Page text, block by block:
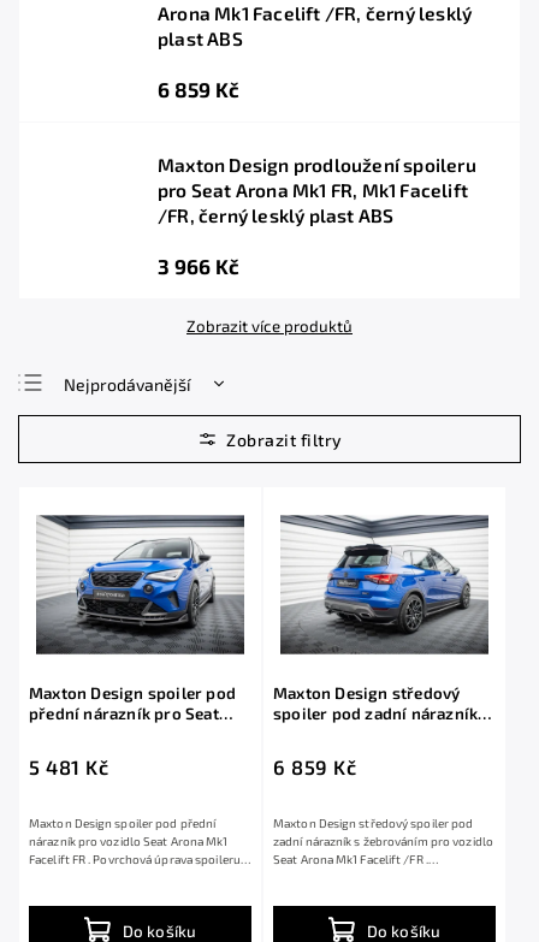
Arona Mk1 Facelift /FR, černý lesklý
plast ABS
6 859 Kč
Maxton Design prodloužení spoileru
pro Seat Arona Mk1 FR, Mk1 Facelift
/FR, černý lesklý plast ABS
3 966 Kč
Zobrazit více produktů
Nejprodávanější
Nejlevnější
Nejdražší
Maxton Design spoiler pod
přední nárazník pro Seat
5 481 Kč
Do košíku
Maxton Design spoiler pod přední
nárazník pro vozidlo Seat Arona Mk1
Facelift FR . Povrchová úprava spoileru
Maxton Design středový
spoiler pod zadní nárazník s
plast ABS
6 859 Kč
Do košíku
Maxton Design středový spoiler pod
zadní nárazník s žebrováním pro vozidlo
Seat Arona Mk1 Facelift /FR .